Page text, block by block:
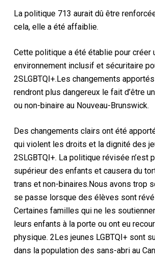
La politique 713 aurait dû être
cela, elle a été affaiblie.
Cette politique a été établie pour créer
environnement inclusif et sécuritaire
2SLGBTQI+.Les changements apportés
rendront plus dangereux le fait d’être
ou non-binaire au Nouveau-Brunswick.
Des changements clairs ont été
qui violent les droits et la dignité des
2SLGBTQI+. La politique révisée n’est
supérieur des enfants et causera du
trans et non-binaires.Nous avons trop
se passe lorsque des élèves sont
Certaines familles qui ne les
leurs enfants à la porte ou ont eu
physique. 2Les jeunes LGBTQI+ sont
dans la population des sans-abri au